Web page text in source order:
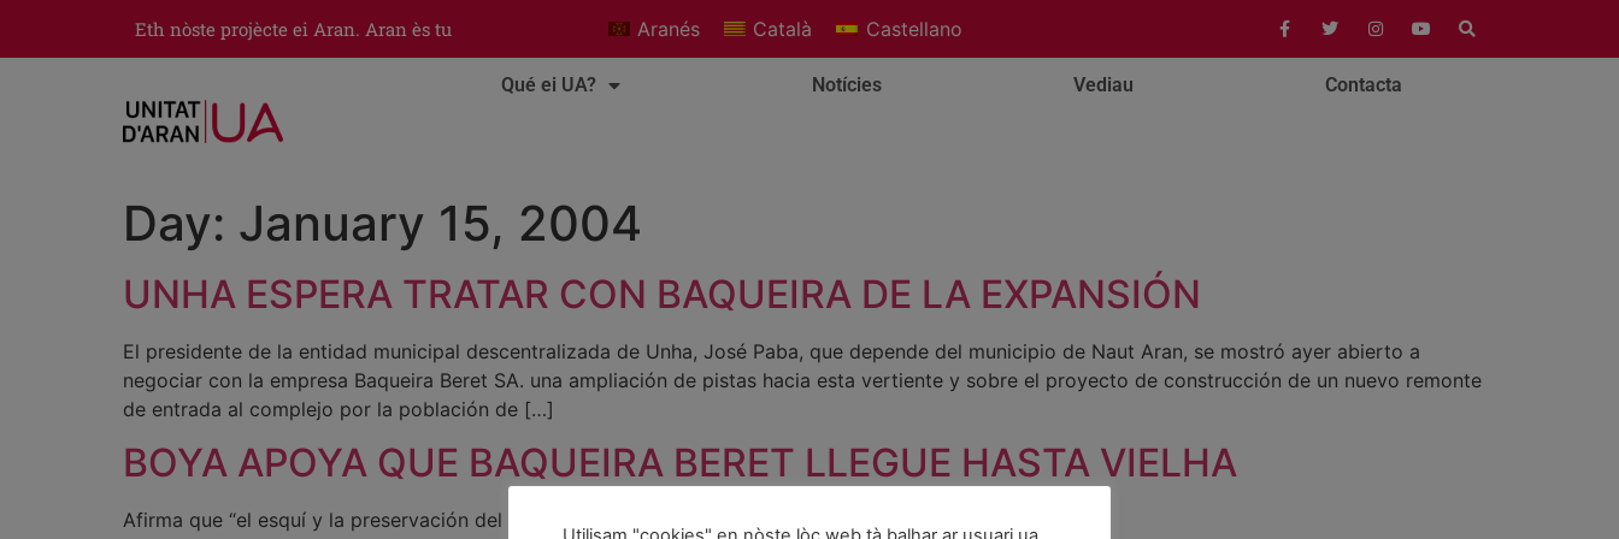
Eth nòste projècte ei Aran. Aran ès tu Aranés Català Castellano
Qué ei UA? Notícies Vediau Contacta
Day: January 15, 2004
UNHA ESPERA TRATAR CON BAQUEIRA DE LA EXPANSIÓN
El presidente de la entidad municipal descentralizada de Unha, José Paba, que depende del municipio de Naut Aran, se mostró ayer abierto a
negociar con la empresa Baqueira Beret SA. una ampliación de pistas hacia esta vertiente y sobre el proyecto de construcción de un nuevo remonte
de entrada al complejo por la población de […]
BOYA APOYA QUE BAQUEIRA BERET LLEGUE HASTA VIELHA
Afirma que “el esquí y la preservación del entorno es compatible”